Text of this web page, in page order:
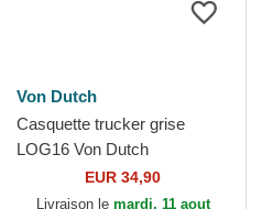
Von Dutch
Casquette trucker grise
LOG16 Von Dutch
EUR 34,90
Livraison le mardi, 11 aout